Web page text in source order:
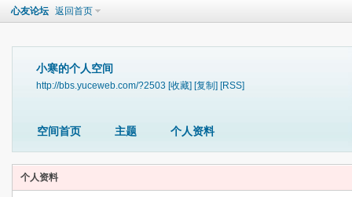
心友论坛 返回首页
小寒的个人空间
http://bbs.yuceweb.com/?2503 [收藏] [复制] [RSS]
空间首页 主题 个人资料
个人资料